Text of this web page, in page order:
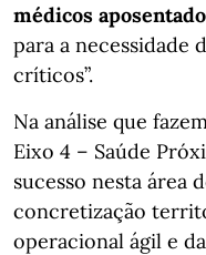
médicos
para a necessidade
críticos”.
Na análise que
Eixo 4 – Saúde
sucesso nesta área
concretização
operacional ágil e